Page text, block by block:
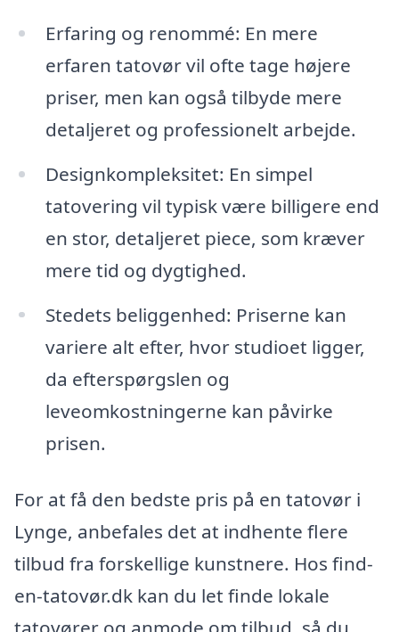
Erfaring og renommé: En mere
erfaren tatovør vil ofte tage højere
priser, men kan også tilbyde mere
detaljeret og professionelt arbejde.
Designkompleksitet: En simpel
tatovering vil typisk være billigere end
en stor, detaljeret piece, som kræver
mere tid og dygtighed.
Stedets beliggenhed: Priserne kan
variere alt efter, hvor studioet ligger,
da efterspørgslen og
leveomkostningerne kan påvirke
prisen.
For at få den bedste pris på en tatovør i
Lynge, anbefales det at indhente flere
tilbud fra forskellige kunstnere. Hos find-
en-tatovør.dk kan du let finde lokale